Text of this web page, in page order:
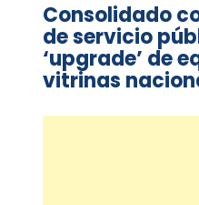
Consolidado
de servicio
‘upgrade’ de
vitrinas